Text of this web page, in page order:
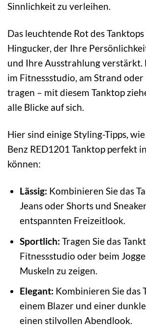
Sinnlichkeit zu verleihen.
Das leuchtende Rot des
Hingucker, der Ihre
und Ihre Ausstrahlung verstärkt.
im Fitnessstudio, am Strand
tragen – mit diesem Tanktop
alle Blicke auf sich.
Hier sind einige Styling-Tipps,
Benz RED1201 Tanktop perfekt
können:
Lässig: Kombinieren Sie das
Jeans oder Shorts und
entspannten Freizeitlook.
Sportlich: Tragen Sie das
Fitnessstudio oder beim
Muskeln zu zeigen.
Elegant: Kombinieren Sie das
einem Blazer und einer
einen stilvollen Abendlook.